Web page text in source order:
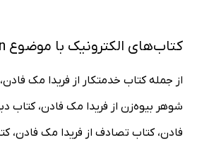
کتاب‌های الکترونیک با موضوع Freida McFadden
از جمله کتاب خدمتکار از فریدا مک
شوهر بیوه‌زن از فریدا مک فادن، کتاب
فادن، کتاب تصادف از فریدا مک فادن،